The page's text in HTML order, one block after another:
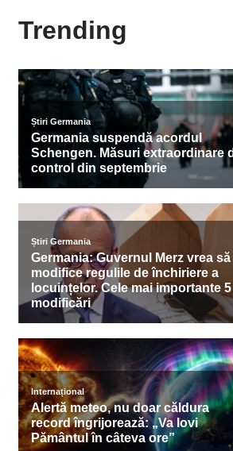
Trending